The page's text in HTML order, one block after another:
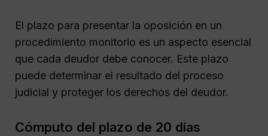
El plazo para presentar la oposición en un
procedimiento monitorio es un aspecto esencial
que cada deudor debe conocer. Este plazo
puede determinar el resultado del proceso
judicial y proteger los derechos del deudor.
Cómputo del plazo de 20 días